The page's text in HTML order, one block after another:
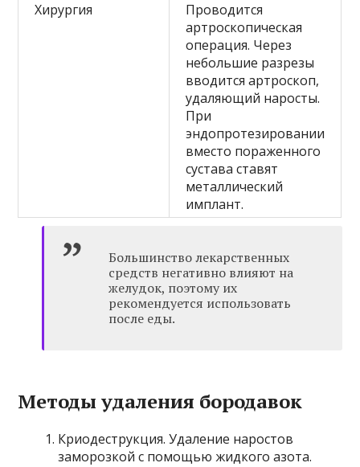
Хирургия
Проводится
артроскопическая
операция. Через
небольшие разрезы
вводится артроскоп,
удаляющий наросты.
При
эндопротезировании
вместо пораженного
сустава ставят
металлический
имплант.
Большинство лекарственных
средств негативно влияют на
желудок, поэтому их
рекомендуется использовать
после еды.
Методы удаления бородавок
Криодеструкция. Удаление наростов
заморозкой с помощью жидкого азота.